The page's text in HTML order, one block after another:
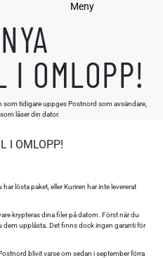
Meny
I OMLOPP!
som tidigare uppges Postnord som avsändare,
låser din dator.
I OMLOPP!
lösta paket, eller Kuriren har inte levererat
krypteras dina filer på datorn. Först när du
dem upplåsta. Det finns dock ingen garanti för
blivit varse om sedan i september förra